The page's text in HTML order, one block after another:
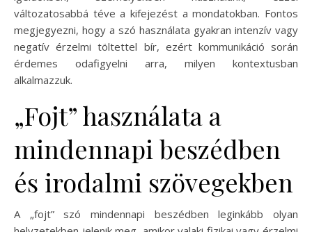
változatosabbá téve a kifejezést a mondatokban. Fontos
megjegyezni, hogy a szó használata gyakran intenzív vagy
negatív érzelmi töltettel bír, ezért kommunikáció során
érdemes odafigyelni arra, milyen kontextusban
alkalmazzuk.
„Fojt” használata a
mindennapi beszédben
és irodalmi szövegekben
A „fojt” szó mindennapi beszédben leginkább olyan